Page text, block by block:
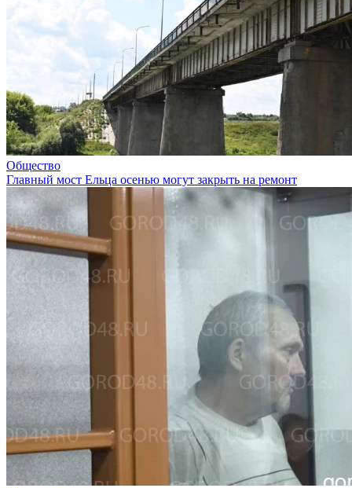
Общество
Главный мост Ельца осенью могут закрыть на ремонт